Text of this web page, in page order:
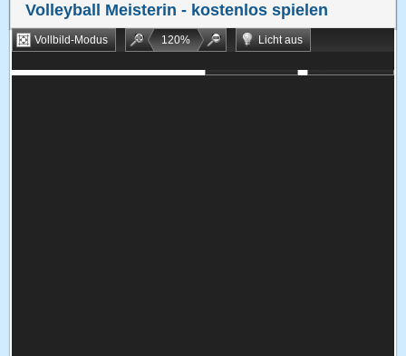
Volleyball Meisterin - kostenlos spielen
Vollbild-Modus 120%
Licht aus